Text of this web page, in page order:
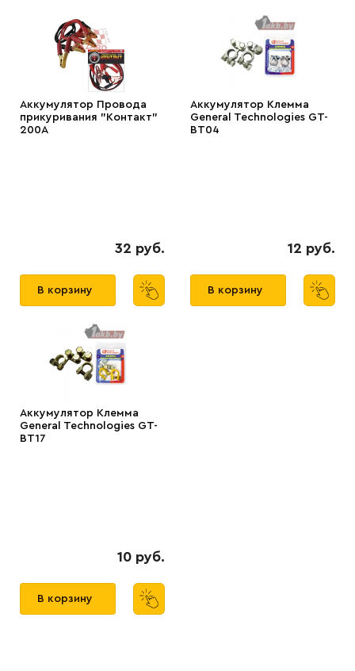
Аккумулятор Провода
прикуривания "Контакт"
200А
32 руб.
В корзину
Аккумулятор Клемма
General Technologies GT-
BT04
12 руб.
В корзину
Аккумулятор Клемма
General Technologies GT-
BT17
10 руб.
В корзину